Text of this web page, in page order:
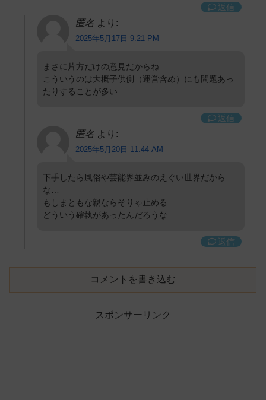
返信
匿名 より:
2025年5月17日 9:21 PM
まさに片方だけの意見だからね
こういうのは大概子供側（運営含め）にも問題あっ
たりすることが多い
返信
匿名 より:
2025年5月20日 11:44 AM
下手したら風俗や芸能界並みのえぐい世界だから
な…
もしまともな親ならそりゃ止める
どういう確執があったんだろうな
返信
コメントを書き込む
スポンサーリンク